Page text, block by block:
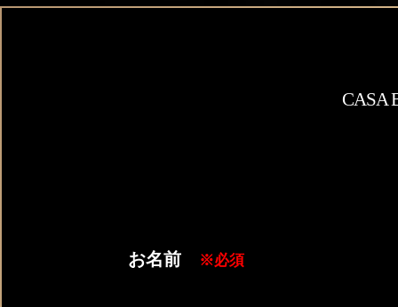
CASA
お名前 ※必須